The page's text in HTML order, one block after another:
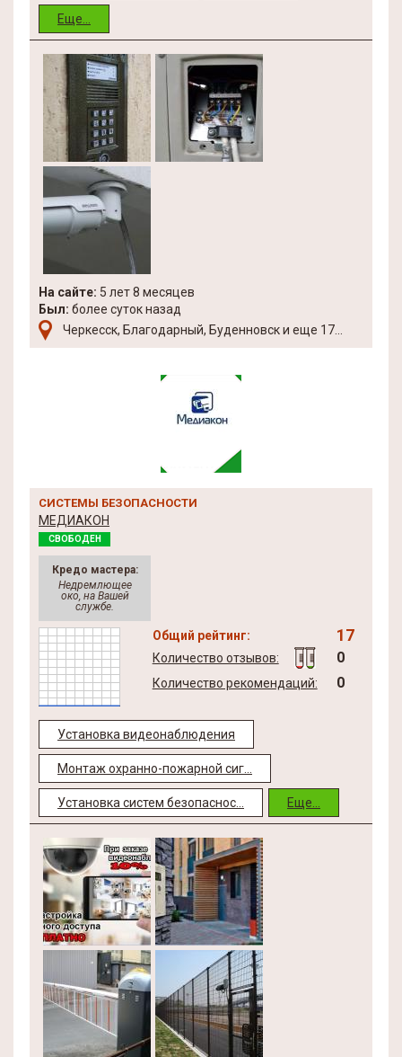
Еще...
На сайте: 5 лет 8 месяцев
Был: более суток назад
Черкесск, Благодарный, Буденновск и еще 17...
СИСТЕМЫ БЕЗОПАСНОСТИ
МЕДИАКОН
СВОБОДЕН
Кредо мастера:
Недремлющее
око, на Вашей
службе.
Общий рейтинг: 17
Количество отзывов: 0
Количество рекомендаций: 0
Установка видеонаблюдения
Монтаж охранно-пожарной сиг...
Установка систем безопаснос... Еще...